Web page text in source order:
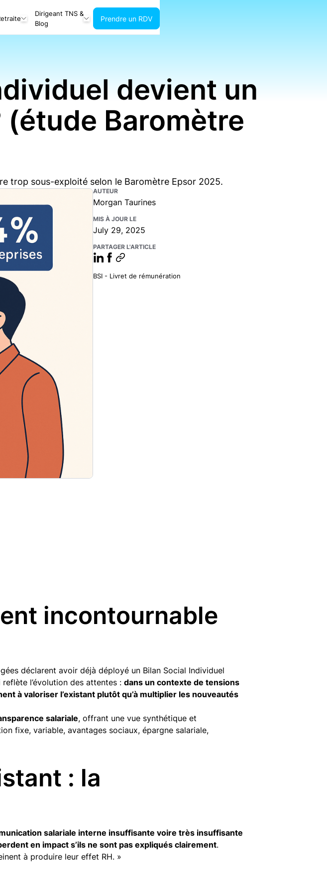
Dirigeant TNS &
Blog
Prendre un RDV
devient un
Baromètre
trop sous-exploité selon le Baromètre Epsor 2025.
AUTEUR
Morgan Taurines
MIS À JOUR LE
July 29, 2025
PARTAGER L'ARTICLE
BSI - Livret de rémunération
incontournable
déclarent avoir déjà déployé un Bilan Social Individuel
l’évolution des attentes : dans un contexte de tensions
à valoriser l’existant plutôt qu’à multiplier les nouveautés
salariale, offrant une vue synthétique et
fixe, variable, avantages sociaux, épargne salariale,
: la
salariale interne insuffisante voire très insuffisante
en impact s’ils ne sont pas expliqués clairement.
à produire leur effet RH. »